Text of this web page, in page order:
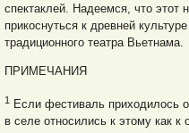
спектаклей. Надеемся, что этот
прикоснуться к древней
традиционного театра Вьетнама.
ПРИМЕЧАНИЯ
1 Если фестиваль приходилось
в селе относились к этому как к